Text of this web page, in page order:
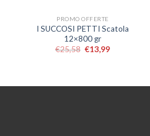
PROMO OFFERTE
I SUCCOSI PETTI Scatola
12×800 gr
€25,58 €13,99